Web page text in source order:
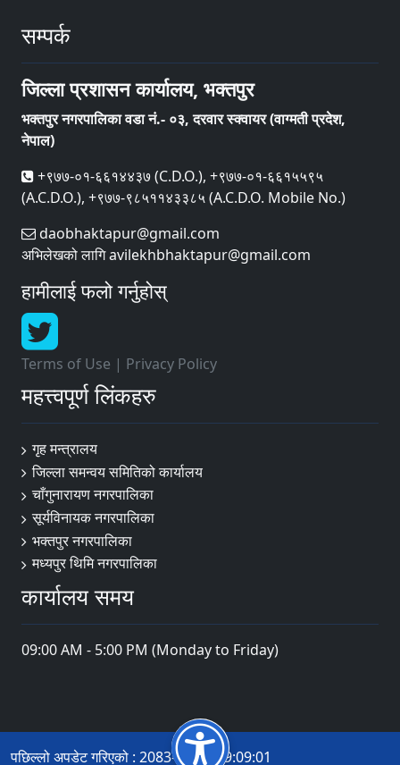
सम्पर्क
जिल्ला प्रशासन कार्यालय, भक्तपुर
भक्तपुर नगरपालिका वडा नं.- ०३, दरवार स्क्वायर (वाग्मती प्रदेश,
नेपाल)
+९७७-०१-६६१४४३७ (C.D.O.), +९७७-०१-६६१५५९५
(A.C.D.O.), +९७७-९८५११४३३८५ (A.C.D.O. Mobile No.)
daobhaktapur@gmail.com
अभिलेखको लागि avilekhbhaktapur@gmail.com
हामीलाई फलो गर्नुहोस्
Terms of Use | Privacy Policy
महत्त्वपूर्ण लिंकहरु
गृह मन्त्रालय
जिल्ला समन्वय समितिको कार्यालय
चाँगुनारायण नगरपालिका
सूर्यविनायक नगरपालिका
भक्तपुर नगरपालिका
मध्यपुर थिमि नगरपालिका
कार्यालय समय
09:00 AM - 5:00 PM (Monday to Friday)
पछिल्लो अपडेट गरिएको : 2083-04-20 09:09:01